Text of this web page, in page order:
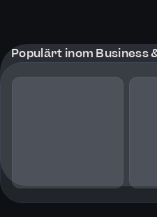
Populärt inom Business